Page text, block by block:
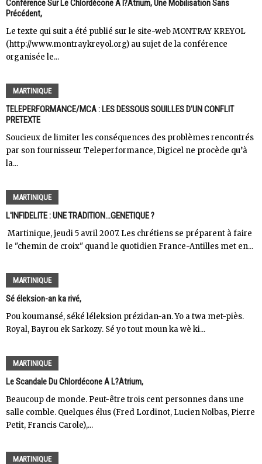
Conférence Sur Le Chlordécone A l?Atrium, Une Mobilisation Sans
Précédent,
Le texte qui suit a été publié sur le site-web MONTRAY KREYOL
(http://www.montraykreyol.org) au sujet de la conférence
organisée le...
MARTINIQUE
TELEPERFORMANCE/MCA : LES DESSOUS SOUILLES D'UN CONFLIT
PRETEXTE
Soucieux de limiter les conséquences des problèmes rencontrés
par son fournisseur Teleperformance, Digicel ne procède qu’à
la...
MARTINIQUE
L'INFIDELITE : UNE TRADITION...GENETIQUE ?
Martinique, jeudi 5 avril 2007. Les chrétiens se préparent à faire
le "chemin de croix" quand le quotidien France-Antilles met en...
MARTINIQUE
Sé éleksion-an ka rivé,
Pou koumansé, séké léleksion prézidan-an. Yo a twa met-piès.
Royal, Bayrou ek Sarkozy. Sé yo tout moun ka wè ki...
MARTINIQUE
Le Scandale Du Chlordécone A L?Atrium,
Beaucoup de monde. Peut-être trois cent personnes dans une
salle comble. Quelques élus (Fred Lordinot, Lucien Nolbas, Pierre
Petit, Francis Carole),...
MARTINIQUE